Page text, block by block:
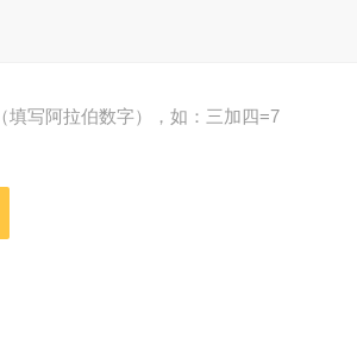
填写阿拉伯数字），如：三加四=7